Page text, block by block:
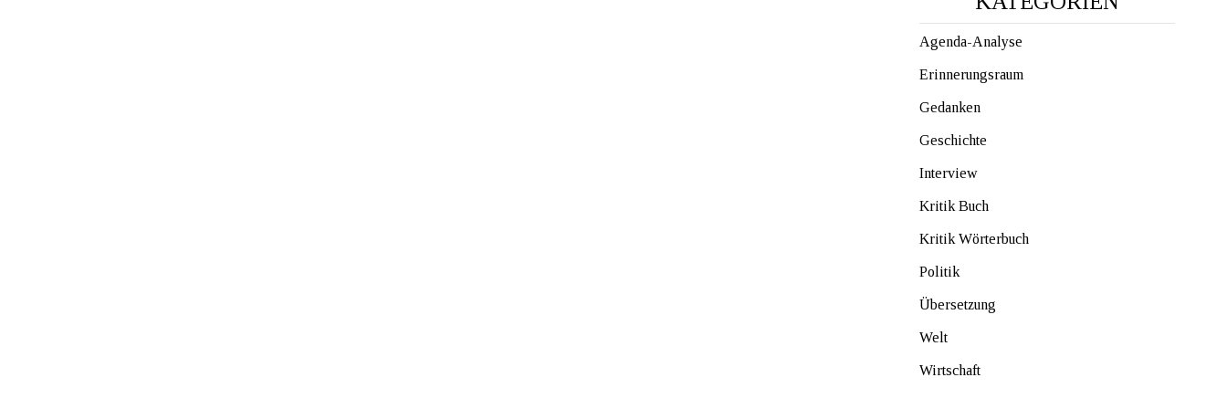
Agenda-Analyse
Erinnerungsraum
Gedanken
Geschichte
Interview
Kritik Buch
Kritik Wörterbuch
Politik
Übersetzung
Welt
Wirtschaft